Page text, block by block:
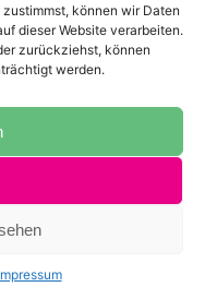
können wir Daten
dieser Website verarbeiten.
zurückziehst, können
werden.